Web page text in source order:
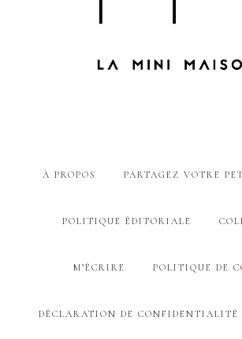
À PROPOS PARTAGEZ VOTRE
POLITIQUE ÉDITORIALE
M’ÉCRIRE POLITIQUE DE
DÉCLARATION DE CONFIDENTIALITÉ